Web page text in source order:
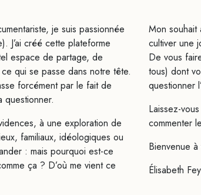
je suis passionnée
J’ai créé cette plateforme
espace de partage, de
qui se passe dans notre tête.
forcément par le fait de
à une exploration de
familiaux, idéologiques ou
: mais pourquoi est-ce
ça ? D’où me vient ce
Mon
cultiver une
De vous
tous) dont
questionner
Laissez-
commenter
Bienvenue
Élisabeth